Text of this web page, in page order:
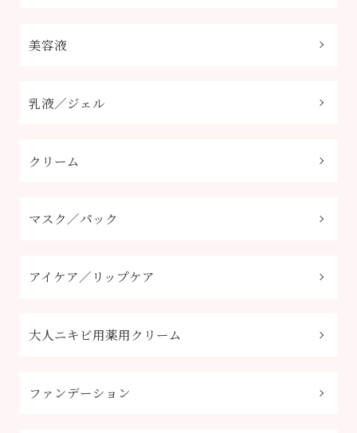
美容液
乳液／ジェル
クリーム
マスク／パック
アイケア／リップケア
大人ニキビ用薬用クリーム
ファンデーション